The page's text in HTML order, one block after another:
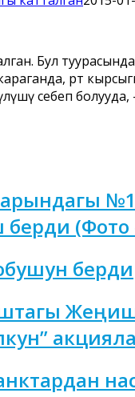
Бул
өрт
себеп
(Фото
берди